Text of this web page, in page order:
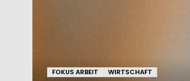
FOKUS ARBEIT WIRTSCHAFT